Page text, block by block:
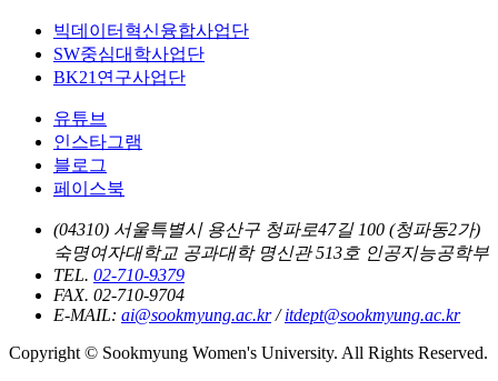
빅데이터혁신융합사업단
SW중심대학사업단
BK21연구사업단
유튜브
인스타그램
블로그
페이스북
(04310) 서울특별시 용산구 청파로47길 100 (청파동2가)
숙명여자대학교 공과대학 명신관 513호 인공지능공학부
TEL. 02-710-9379
FAX. 02-710-9704
E-MAIL: ai@sookmyung.ac.kr/itdept@sookmyung.ac.kr
Copyright © Sookmyung Women's University. All Rights Reserved.